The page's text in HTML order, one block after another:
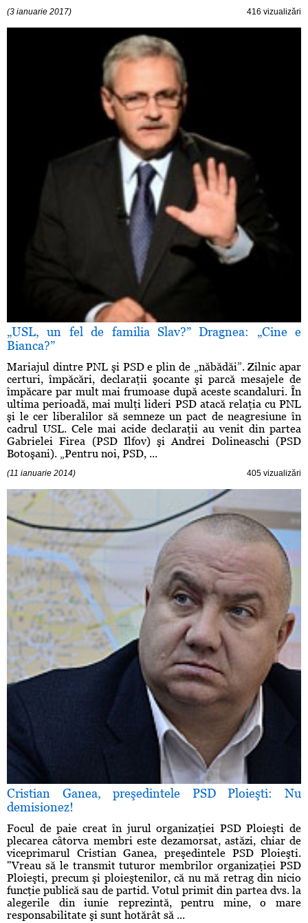
(3 ianuarie 2017) 416 vizualizări
„USL, un fel de familia Slav?” Dragnea: „Cine e
Bianca?”
Mariajul dintre PNL şi PSD e plin de „năbădăi”. Zilnic apar
certuri, împăcări, declaraţii şocante şi parcă mesajele de
împăcare par mult mai frumoase după aceste scandaluri. În
ultima perioadă, mai mulţi lideri PSD atacă relaţia cu PNL
şi le cer liberalilor să semneze un pact de neagresiune în
cadrul USL. Cele mai acide declaraţii au venit din partea
Gabrielei Firea (PSD Ilfov) şi Andrei Dolineaschi (PSD
Botoşani). „Pentru noi, PSD, ...
(11 ianuarie 2014) 405 vizualizări
Cristian Ganea, preşedintele PSD Ploieşti: Nu
demisionez!
Focul de paie creat în jurul organizaţiei PSD Ploieşti de
plecarea câtorva membri este dezamorsat, astăzi, chiar de
viceprimarul Cristian Ganea, preşedintele PSD Ploieşti.
"Vreau să le transmit tuturor membrilor organizaţiei PSD
Ploieşti, precum şi ploieştenilor, că nu mă retrag din nicio
funcţie publică sau de partid. Votul primit din partea dvs. la
alegerile din iunie reprezintă, pentru mine, o mare
responsabilitate şi sunt hotărât să ...